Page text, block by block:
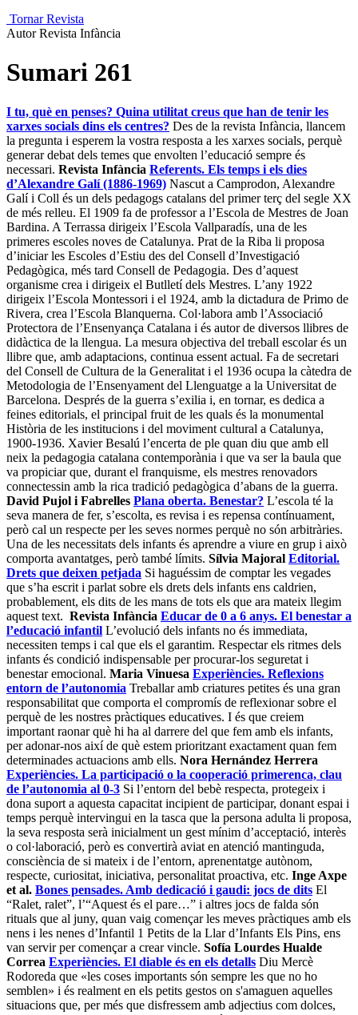
Tornar Revista
Autor Revista Infància
Sumari 261
I tu, què en penses? Quina utilitat creus que han de tenir les
xarxes socials dins els centres? Des de la revista Infància, llancem
la pregunta i esperem la vostra resposta a les xarxes socials, perquè
generar debat dels temes que envolten l’educació sempre és
necessari. Revista Infància Referents. Els temps i els dies
d’Alexandre Galí (1886-1969) Nascut a Camprodon, Alexandre
Galí i Coll és un dels pedagogs catalans del primer terç del segle XX
de més relleu. El 1909 fa de professor a l’Escola de Mestres de Joan
Bardina. A Terrassa dirigeix l’Escola Vallparadís, una de les
primeres escoles noves de Catalunya. Prat de la Riba li proposa
d’iniciar les Escoles d’Estiu des del Consell d’Investigació
Pedagògica, més tard Consell de Pedagogia. Des d’aquest
organisme crea i dirigeix el Butlletí dels Mestres. L’any 1922
dirigeix l’Escola Montessori i el 1924, amb la dictadura de Primo de
Rivera, crea l’Escola Blanquerna. Col·labora amb l’Associació
Protectora de l’Ensenyança Catalana i és autor de diversos llibres de
didàctica de la llengua. La mesura objectiva del treball escolar és un
llibre que, amb adaptacions, continua essent actual. Fa de secretari
del Consell de Cultura de la Generalitat i el 1936 ocupa la càtedra de
Metodologia de l’Ensenyament del Llenguatge a la Universitat de
Barcelona. Després de la guerra s’exilia i, en tornar, es dedica a
feines editorials, el principal fruit de les quals és la monumental
Història de les institucions i del moviment cultural a Catalunya,
1900-1936. Xavier Besalú l’encerta de ple quan diu que amb ell
neix la pedagogia catalana contemporània i que va ser la baula que
va propiciar que, durant el franquisme, els mestres renovadors
connectessin amb la rica tradició pedagògica d’abans de la guerra.
David Pujol i Fabrelles Plana oberta. Benestar? L’escola té la
seva manera de fer, s’escolta, es revisa i es repensa contínuament,
però cal un respecte per les seves normes perquè no són arbitràries.
Una de les necessitats dels infants és aprendre a viure en grup i això
comporta avantatges, però també límits. Sílvia Majoral Editorial.
Drets que deixen petjada Si haguéssim de comptar les vegades
que s’ha escrit i parlat sobre els drets dels infants ens caldrien,
probablement, els dits de les mans de tots els que ara mateix llegim
aquest text. Revista Infància Educar de 0 a 6 anys. El benestar a
l’educació infantil L’evolució dels infants no és immediata,
necessiten temps i cal que els el garantim. Respectar els ritmes dels
infants és condició indispensable per procurar-los seguretat i
benestar emocional. Maria Vinuesa Experiències. Reflexions
entorn de l’autonomia Treballar amb criatures petites és una gran
responsabilitat que comporta el compromís de reflexionar sobre el
perquè de les nostres pràctiques educatives. I és que creiem
important raonar què hi ha al darrere del que fem amb els infants,
per adonar-nos així de què estem prioritzant exactament quan fem
determinades actuacions amb ells. Nora Hernández Herrera
Experiències. La participació o la cooperació primerenca, clau
de l’autonomia al 0-3 Si l’entorn del bebè respecta, protegeix i
dona suport a aquesta capacitat incipient de participar, donant espai i
temps perquè intervingui en la tasca que la persona adulta li proposa,
la seva resposta serà inicialment un gest mínim d’acceptació, interès
o col·laboració, però es convertirà aviat en atenció mantinguda,
consciència de si mateix i de l’entorn, aprenentatge autònom,
respecte, curiositat, iniciativa, personalitat proactiva, etc. Inge Axpe
et al. Bones pensades. Amb dedicació i gaudi: jocs de dits El
“Ralet, ralet”, l’“Aquest és el pare…” i altres jocs de falda són
rituals que al juny, quan vaig començar les meves pràctiques amb els
nens i les nenes d’Infantil 1 Petits de la Llar d’Infants Els Pins, ens
van servir per començar a crear vincle. Sofía Lourdes Hualde
Correa Experiències. El diable és en els detalls Diu Mercè
Rodoreda que «les coses importants són sempre les que no ho
semblen» i és realment en els petits gestos on s'amaguen aquelles
situacions que, per més que disfressem amb adjectius com dolces,